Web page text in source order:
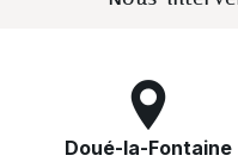
Doué-la-Fontaine